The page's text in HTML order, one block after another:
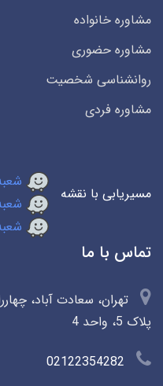
مشاوره خانواده
مشاوره حضوری
روانشناسی شخصیت
مشاوره فردی
مسیریابی با نقشه
تماس با ما
تهران، سعادت آباد،
پلاک 5، واحد 4
02122354282